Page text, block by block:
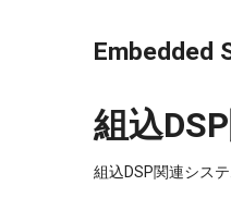
Embedded
組込
組込DSP関連シス